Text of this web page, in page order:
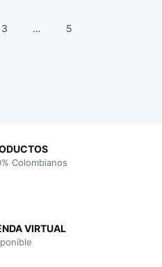
3 … 5
Colombianos
VIRTUAL